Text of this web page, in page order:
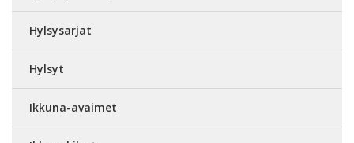
Hylsysarjat
Hylsyt
Ikkuna-avaimet